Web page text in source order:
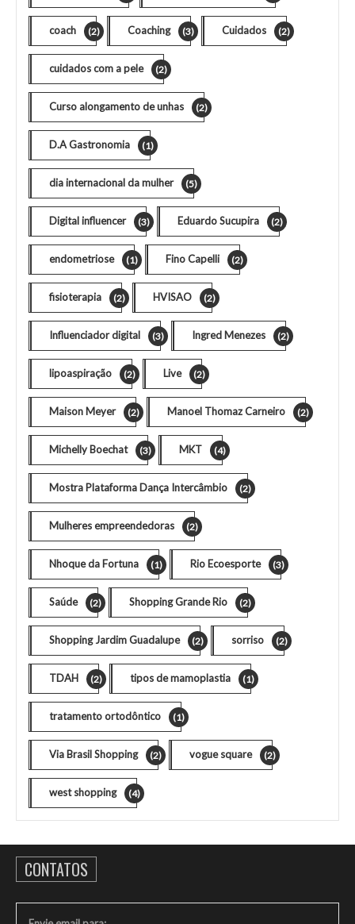
coach (2) Coaching (3) Cuidados (2)
cuidados com a pele (2)
Curso alongamento de unhas (2)
D.A Gastronomia (1)
dia internacional da mulher (5)
Digital influencer (3) Eduardo Sucupira (2)
endometriose (1) Fino Capelli (2)
fisioterapia (2) HVISAO (2)
Influenciador digital (3) Ingred Menezes (2)
lipoaspiração (2) Live (2)
Maison Meyer (2) Manoel Thomaz Carneiro (2)
Michelly Boechat (3) MKT (4)
Mostra Plataforma Dança Intercâmbio (2)
Mulheres empreendedoras (2)
Nhoque da Fortuna (1) Rio Ecoesporte (3)
Saúde (2) Shopping Grande Rio (2)
Shopping Jardim Guadalupe (2) sorriso (2)
TDAH (2) tipos de mamoplastia (1)
tratamento ortodôntico (1)
Via Brasil Shopping (2) vogue square (2)
west shopping (4)
CONTATOS